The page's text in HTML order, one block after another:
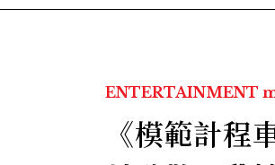
ENTERTAINMENT
《模範計程